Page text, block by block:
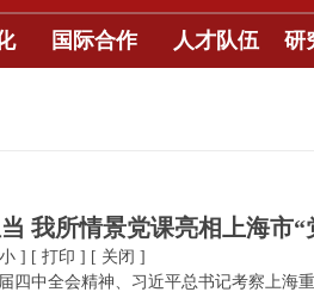
国际合作 人才队伍 研
我所情景党课亮相上海
小 ] [ 打印 ] [ 关闭 ]
四中全会精神、习近平总书记考察上海